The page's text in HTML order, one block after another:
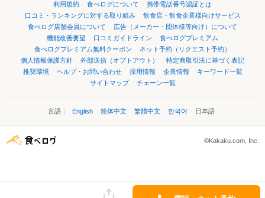
利用規約 食べログについて
携帯電話番号認証とは
口コミ・ランキングに対する取り組み
飲食店・飲食企業様向けサービス
食べログ店舗会員について
広告（メーカー・団体様等向け）について
機能改善要望
口コミガイドライン
食べログプレミアム
食べログプレミアム無料クーポン
ネット予約（リクエスト予約）
個人情報保護方針
外部送信（オプトアウト）
特定商取引法に基づく表記
推奨環境
ヘルプ・お問い合わせ 採用情報 企業情報
キーワード一覧
サイトマップ
チェーン一覧
言語： English 简体中文 繁體中文 한국어 日本語
©Kakaku.com, Inc.